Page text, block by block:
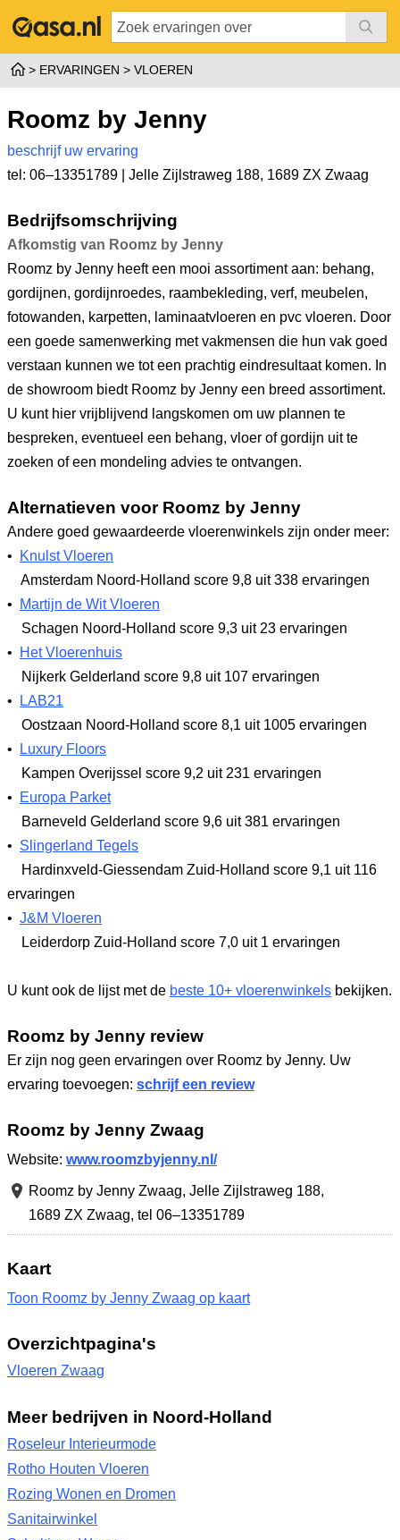
ERVARINGEN VLOEREN
Roomz by Jenny
beschrijf uw ervaring
tel: 06–13351789 | Jelle Zijlstraweg 188, 1689 ZX Zwaag
Bedrijfsomschrijving
Afkomstig van Roomz by Jenny
Roomz by Jenny heeft een mooi assortiment aan: behang,
gordijnen, gordijnroedes, raambekleding, verf, meubelen,
fotowanden, karpetten, laminaatvloeren en pvc vloeren. Door
een goede samenwerking met vakmensen die hun vak goed
verstaan kunnen we tot een prachtig eindresultaat komen. In
de showroom biedt Roomz by Jenny een breed assortiment.
U kunt hier vrijblijvend langskomen om uw plannen te
bespreken, eventueel een behang, vloer of gordijn uit te
zoeken of een mondeling advies te ontvangen.
Alternatieven voor Roomz by Jenny
Andere goed gewaardeerde vloerenwinkels zijn onder meer:
•
Knulst Vloeren
Amsterdam Noord-Holland score 9,8 uit 338 ervaringen
•
Martijn de Wit Vloeren
Schagen Noord-Holland score 9,3 uit 23 ervaringen
•
Het Vloerenhuis
Nijkerk Gelderland score 9,8 uit 107 ervaringen
•
LAB21
Oostzaan Noord-Holland score 8,1 uit 1005 ervaringen
•
Luxury Floors
Kampen Overijssel score 9,2 uit 231 ervaringen
•
Europa Parket
Barneveld Gelderland score 9,6 uit 381 ervaringen
• Slingerland Tegels
Hardinxveld-Giessendam Zuid-Holland score 9,1 uit 116
ervaringen
• J&M Vloeren
Leiderdorp Zuid-Holland score 7,0 uit 1 ervaringen
U kunt ook de lijst met de beste 10+ vloerenwinkels bekijken.
Roomz by Jenny review
Er zijn nog geen ervaringen over Roomz by Jenny. Uw
ervaring toevoegen: schrijf een review
Roomz by Jenny Zwaag
Website: www.roomzbyjenny.nl/
Roomz by Jenny Zwaag, Jelle Zijlstraweg 188,
1689 ZX Zwaag, tel 06–13351789
Kaart
Toon Roomz by Jenny Zwaag op kaart
Overzichtpagina's
Vloeren Zwaag
Meer bedrijven in Noord-Holland
Roseleur Interieurmode
Rotho Houten Vloeren
Rozing Wonen en Dromen
Sanitairwinkel